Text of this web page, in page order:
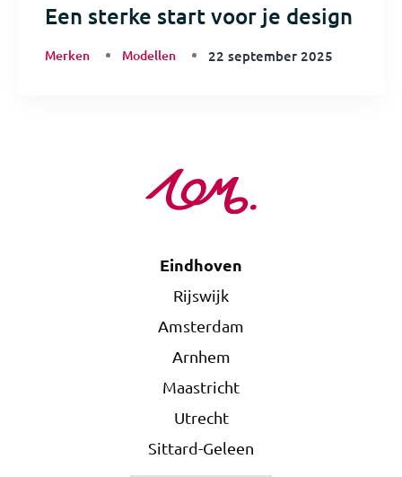
Een sterke start voor je design
Merken Modellen 22 september 2025
Eindhoven
Rijswijk
Amsterdam
Arnhem
Maastricht
Utrecht
Sittard-Geleen